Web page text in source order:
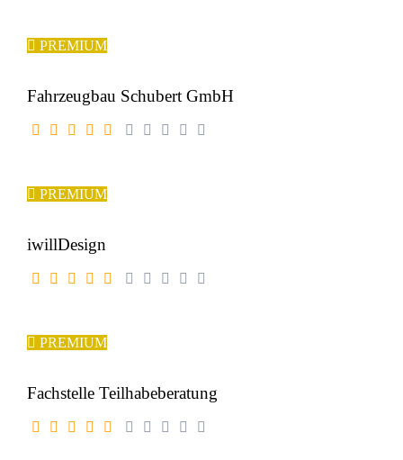
PREMIUM
Fahrzeugbau Schubert GmbH
PREMIUM
iwillDesign
PREMIUM
Fachstelle Teilhabeberatung